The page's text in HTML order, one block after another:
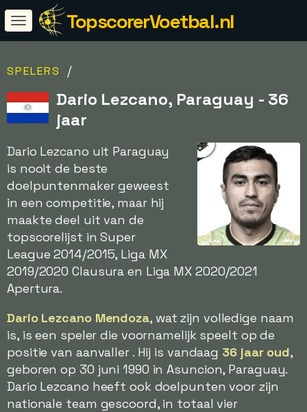
TopscorerVoetbal.nl
SPELERS /
Dario Lezcano, Paraguay - 36
jaar
Dario Lezcano uit Paraguay
is nooit de beste
doelpuntenmaker geweest
in een competitie, maar hij
maakte deel uit van de
topscorelijst in Super
League 2014/2015, Liga MX
2019/2020 Clausura en Liga MX 2020/2021
Apertura.
Dario Lezcano Mendoza, wat zijn volledige naam
is, is een speler die voornamelijk speelt op de
positie van aanvaller . Hij is vandaag 36 jaar oud,
geboren op 30 juni 1990 in Asuncion, Paraguay.
Dario Lezcano heeft ook doelpunten voor zijn
nationale team gescoord, in totaal vier